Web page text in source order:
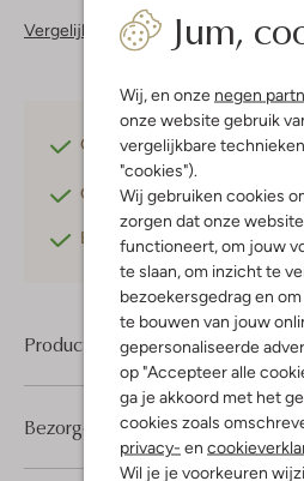
Jum,
Wij, en onze negen
onze website gebruik
vergelijkbare
"cookies").
Wij gebruiken cookies
zorgen dat onze
functioneert, om jouw
te slaan, om inzicht te
bezoekersgedrag en
te bouwen van jouw
gepersonaliseerde
op "Accepteer alle
ga je akkoord met het
cookies zoals
privacy- en
Wil je je voorkeuren
Vergelijkbare items
Gratis verzendingvanaf €75,-
Gratis retournerenbinnen 30
Betaal achteraf met Klarna
Product informatie
Bezorgen & retourneren